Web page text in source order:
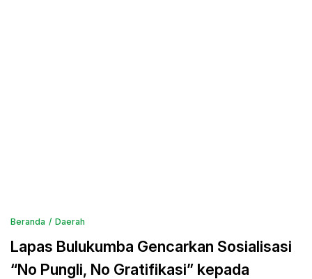
Beranda Daerah
Lapas Bulukumba Gencarkan Sosialisasi
“No Pungli, No Gratifikasi” kepada